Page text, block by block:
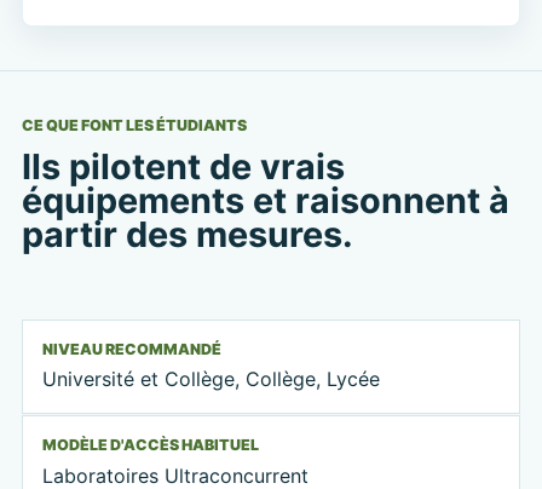
CE QUE FONT LES ÉTUDIANTS
Ils pilotent de vrais
équipements et raisonnent à
partir des mesures.
NIVEAU RECOMMANDÉ
Université et Collège, Collège, Lycée
MODÈLE D'ACCÈS HABITUEL
Laboratoires Ultraconcurrent